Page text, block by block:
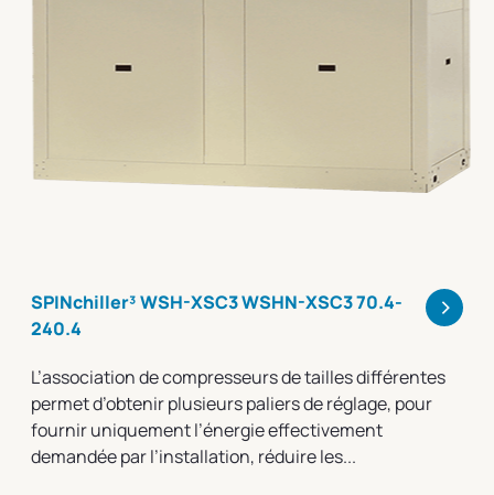
SPINchiller³ WSH-XSC3 WSHN-XSC3 70.4-
240.4
>
L’association de compresseurs de tailles différentes
permet d’obtenir plusieurs paliers de réglage, pour
fournir uniquement l’énergie effectivement
demandée par l’installation, réduire les...